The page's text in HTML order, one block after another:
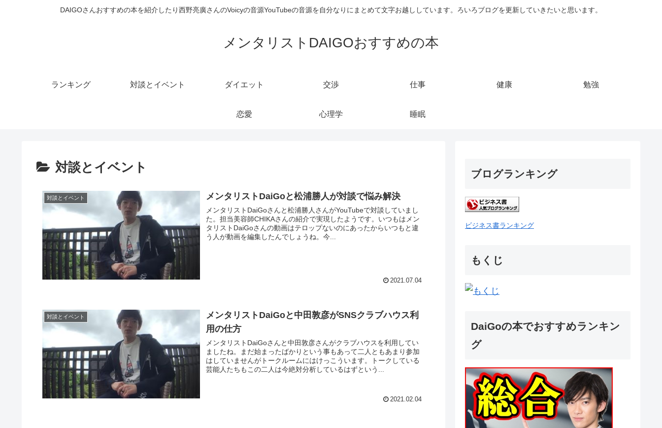
DAIGOさんおすすめの本を紹介したり西野亮廣さんのVoicyの音源YouTubeの音源を自分なりにまとめて文字お越ししています。ろいろブログを更新していきたいと思います。
メンタリストDAIGOおすすめの本
ランキング 対談とイベント ダイエット 交渉 仕事 健康 勉強
恋愛 心理学 睡眠
対談とイベント
対談とイベント メンタリストDaiGoと松浦勝人が対談で悩み解決
メンタリストDaiGoさんと松浦勝人さんがYouTubeで対談していまし
た。担当美容師CHIKAさんの紹介で実現したようです。いつもはメン
タリストDaiGoさんの動画はテロップないのにあったからいつもと違
う人が動画を編集したんでしょうね。今...
2021.07.04
対談とイベント
メンタリストDaiGoと中田敦彦がSNSクラブハウス利
用の仕方
メンタリストDaiGoさんと中田敦彦さんがクラブハウスを利用してい
ましたね。まだ始まったばかりという事もあって二人ともあまり参加
はしていませんがトークルームにはけっこういます。トークしている
芸能人たちもこの二人は今絶対分析しているはずという...
2021.02.04
ブログランキング
ビジネス書ランキング
もくじ
DaiGoの本でおすすめランキン
グ